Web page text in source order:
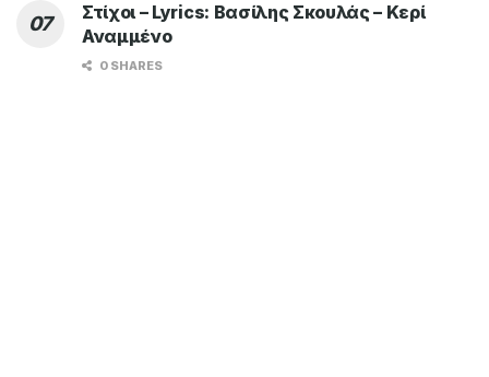
Στίχοι – Lyrics: Βασίλης Σκουλάς – Κερί
Αναμμένο
0 SHARES